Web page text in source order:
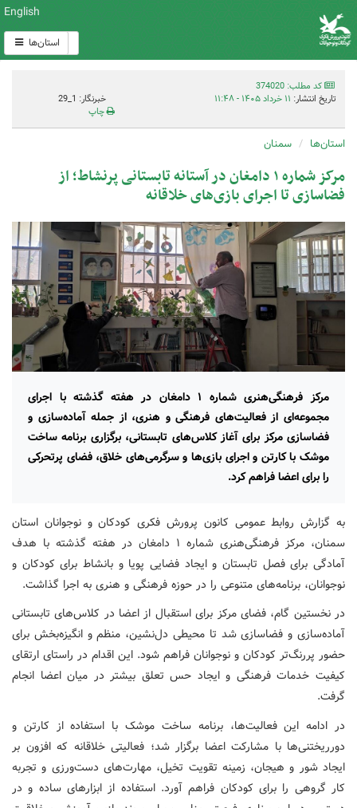
English
استان‌ها
کد مطلب: 374020
تاریخ انتشار: ۱۱ خرداد ۱۴۰۵ - ۱۱:۴۸
خبرنگار: 1_29
چاپ
استان‌ها سمنان
مرکز شماره ۱ دامغان در آستانه تابستانی پرنشاط؛ از
فضاسازی تا اجرای بازی‌های خلاقانه
مرکز فرهنگی‌هنری شماره ۱ دامغان در هفته گذشته با اجرای
مجموعه‌ای از فعالیت‌های فرهنگی و هنری، از جمله آماده‌سازی و
فضاسازی مرکز برای آغاز کلاس‌های تابستانی، برگزاری برنامه ساخت
موشک با کارتن و اجرای بازی‌ها و سرگرمی‌های خلاق، فضای پرتحرکی
را برای اعضا فراهم کرد.
به گزارش روابط عمومی کانون پرورش فکری کودکان و نوجوانان استان
سمنان، مرکز فرهنگی‌هنری شماره ۱ دامغان در هفته گذشته با هدف
آمادگی برای فصل تابستان و ایجاد فضایی پویا و بانشاط برای کودکان و
نوجوانان، برنامه‌های متنوعی را در حوزه فرهنگی و هنری به اجرا گذاشت.
در نخستین گام، فضای مرکز برای استقبال از اعضا در کلاس‌های تابستانی
آماده‌سازی و فضاسازی شد تا محیطی دل‌نشین، منظم و انگیزه‌بخش برای
حضور پررنگ‌تر کودکان و نوجوانان فراهم شود. این اقدام در راستای ارتقای
کیفیت خدمات فرهنگی و ایجاد حس تعلق بیشتر در میان اعضا انجام
گرفت.
در ادامه این فعالیت‌ها، برنامه ساخت موشک با استفاده از کارتن و
دورریختنی‌ها با مشارکت اعضا برگزار شد؛ فعالیتی خلاقانه که افزون بر
ایجاد شور و هیجان، زمینه تقویت تخیل، مهارت‌های دست‌ورزی و تجربه
کار گروهی را برای کودکان فراهم آورد. استفاده از ابزارهای ساده و در